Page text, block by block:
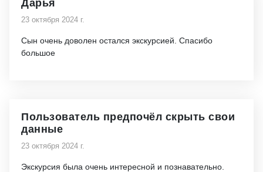
Дарья
23 октября 2024 г.
Сын очень доволен остался экскурсией. Спасибо
большое
Пользователь предпочёл скрыть свои
данные
23 октября 2024 г.
Экскурсия была очень интересной и познавательно.